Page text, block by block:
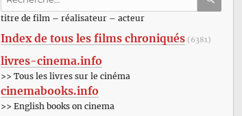
:titre de film – réalisateur – acteur
Index de tous les films chroniqués (6381)
livres-cinema.info
>> Tous les livres sur le cinéma
cinemabooks.info
>> English books on cinema